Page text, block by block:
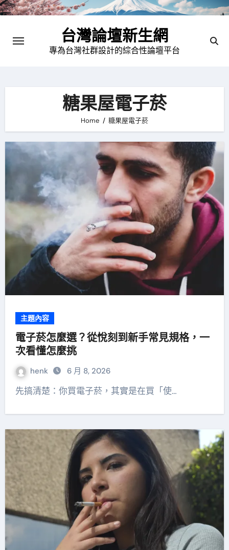
Skip
content
台灣論壇新生網
專為台灣社群設計的綜合性論壇平台
糖果屋電子菸
Home 糖果屋電子菸
主題內容
電子菸怎麼選？從悅刻到新手常見規格，一
次看懂怎麼挑
henk 6 月 8, 2026
先搞清楚：你買電子菸，其實是在買「使…